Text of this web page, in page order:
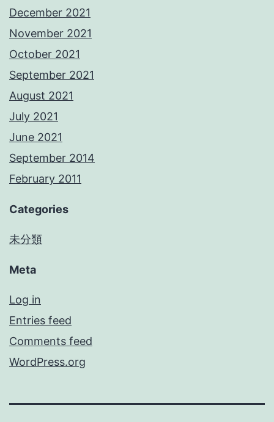
December 2021
November 2021
October 2021
September 2021
August 2021
July 2021
June 2021
September 2014
February 2011
Categories
未分類
Meta
Log in
Entries feed
Comments feed
WordPress.org